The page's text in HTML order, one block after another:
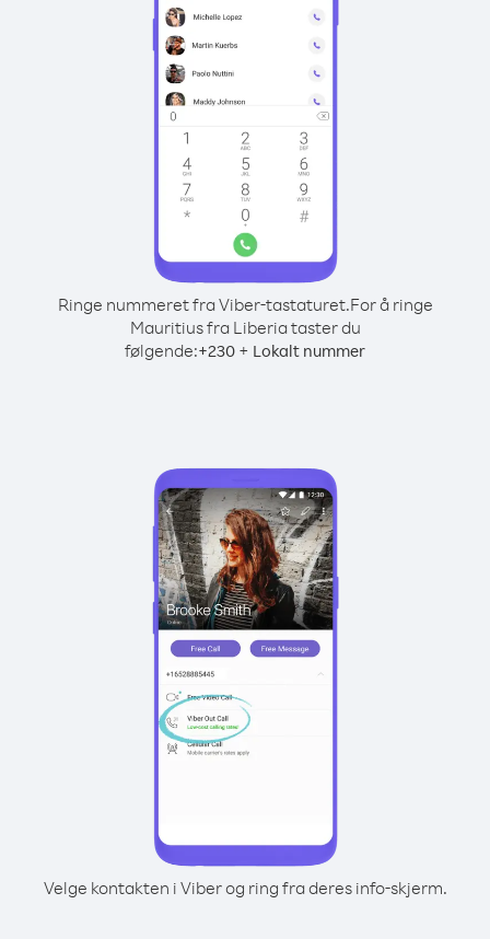
Ringe nummeret fra Viber-tastaturet.For å ringe
Mauritius fra Liberia taster du
følgende:+230 + Lokalt nummer
Velge kontakten i Viber og ring fra deres info-skjerm.